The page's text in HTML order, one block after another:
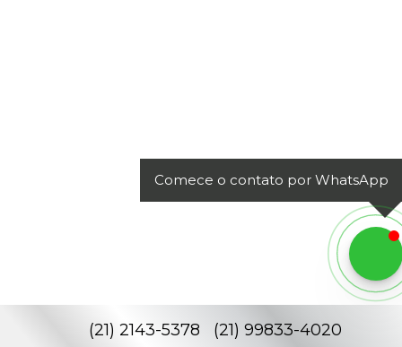
(21) 2143-5378 (21) 99833-4020
Comece o contato por WhatsApp